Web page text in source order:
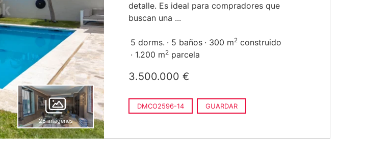
25 imágenes
detalle. Es ideal para compradores que
buscan una ...
5 dorms. 5 baños 300 m2 construido
1.200 m2 parcela
3.500.000 €
DMCO2596-14 GUARDAR